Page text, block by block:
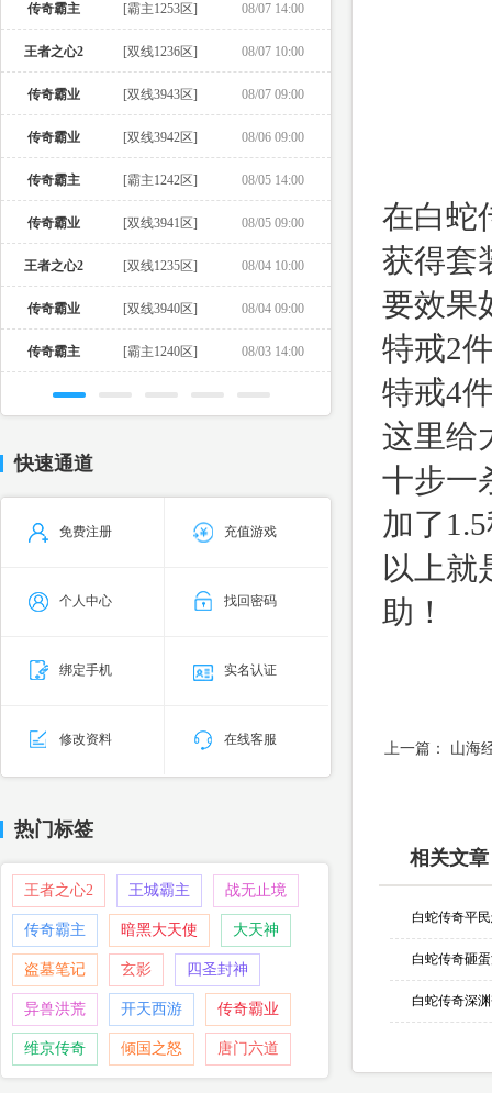
传奇霸主 [霸主1253区] 08/07 14:00
王者之心2 [双线1236区] 08/07 10:00
传奇霸业 [双线3943区] 08/07 09:00
传奇霸业 [双线3942区] 08/06 09:00
传奇霸主 [霸主1242区] 08/05 14:00
传奇霸业 [双线3941区] 08/05 09:00
王者之心2 [双线1235区] 08/04 10:00
传奇霸业 [双线3940区] 08/04 09:00
传奇霸主 [霸主1240区] 08/03 14:00
快速通道
免费注册 充值游戏
个人中心 找回密码
绑定手机 实名认证
修改资料 在线客服
热门标签
王者之心2 王城霸主 战无止境
传奇霸主 暗黑大天使 大天神
盗墓笔记 玄影 四圣封神
异兽洪荒 开天西游 传奇霸业
维京传奇 倾国之怒 唐门六道
在白蛇
获得套
要效果
特戒2
特戒4
这里给
十步一
加了
以上就
助！
上一篇： 山海
相关文章
白蛇传奇平
白蛇传奇深